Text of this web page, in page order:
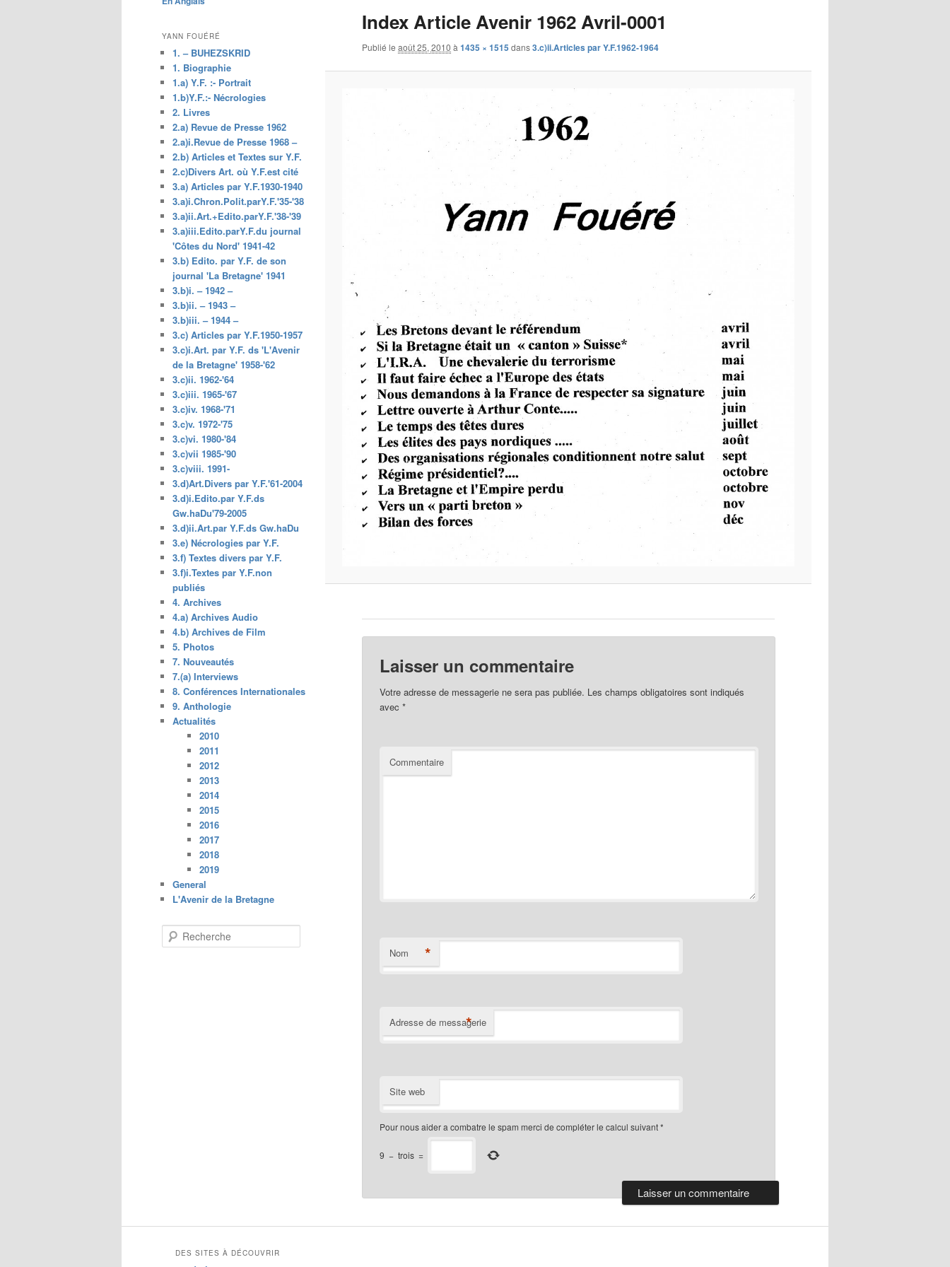
principal Index Article Avenir 1962 Avril-0001
Publié le août 25, 2010 à 1435 × 1515 dans3.c)ii.Articles par Y.F.1962-1964
Laisser un commentaire
Votre adresse de messagerie ne sera pas publiée. Les champs obligatoires sont indiqués
avec*
Commentaire
Nom *
Adresse de messagerie
*
Site web
Pour nous aider a combatre le spam merci de compléter le calcul suivant*
9 − trois =
YANN FOUÉRÉ
1. – BUHEZSKRID
1. Biographie
1.a) Y.F. :- Portrait
1.b)Y.F.:- Nécrologies
2. Livres
2.a) Revue de Presse 1962
2.a)i.Revue de Presse 1968 –
2.b) Articles et Textes sur Y.F.
2.c)Divers Art. où Y.F.est cité
3.a) Articles par Y.F.1930-1940
3.a)i.Chron.Polit.parY.F.'35-'38
3.a)ii.Art.+Edito.parY.F.'38-'39
3.a)iii.Edito.parY.F.du journal
'Côtes du Nord' 1941-42
3.b) Edito. par Y.F. de son
journal 'La Bretagne' 1941
3.b)i. – 1942 –
3.b)ii. – 1943 –
3.b)iii. – 1944 –
3.c) Articles par Y.F.1950-1957
3.c)i.Art. par Y.F. ds 'L'Avenir
de la Bretagne' 1958-'62
3.c)ii. 1962-'64
3.c)iii. 1965-'67
3.c)iv. 1968-'71
3.c)v. 1972-'75
3.c)vi. 1980-'84
3.c)vii 1985-'90
3.c)viii. 1991-
3.d)Art.Divers par Y.F.'61-2004
3.d)i.Edito.par Y.F.ds
Gw.haDu'79-2005
3.d)ii.Art.par Y.F.ds Gw.haDu
3.e) Nécrologies par Y.F.
3.f) Textes divers par Y.F.
3.f)i.Textes par Y.F.non
publiés
4. Archives
4.a) Archives Audio
4.b) Archives de Film
5. Photos
7. Nouveautés
7.(a) Interviews
8. Conférences Internationales
9. Anthologie
Actualités
2010
2011
2012
2013
2014
2015
2016
2017
2018
2019
General
L'Avenir de la Bretagne
e
DES SITES À DÉCOUVRIR